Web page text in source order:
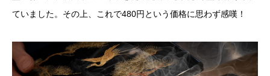
ていました。その上、これで480円という価格に思わず感嘆！